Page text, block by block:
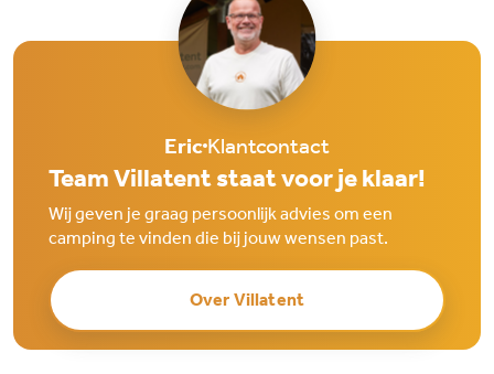
Eric Klantcontact
Team Villatent staat voor je klaar!
Wij geven je graag persoonlijk advies om een
camping te vinden die bij jouw wensen past.
Over Villatent